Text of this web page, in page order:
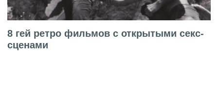
8 гей ретро фильмов с открытыми секс-
сценами